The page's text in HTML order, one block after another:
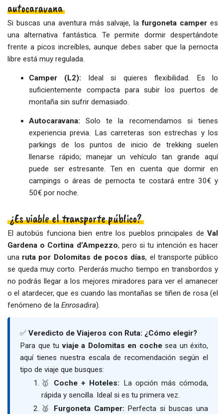
autocaravana
Si buscas una aventura más salvaje, lafurgoneta camper es
una alternativa fantástica. Te permite dormir despertándote
frente a picos increíbles, aunque debes saber que la pernocta
libre está muy regulada.
Camper (L2): Ideal si quieres flexibilidad. Es lo
suficientemente compacta para subir los puertos de
montaña sin sufrir demasiado.
Autocaravana: Solo te la recomendamos si tienes
experiencia previa. Las carreteras son estrechas y los
parkings de los puntos de inicio de trekking suelen
llenarse rápido; manejar un vehículo tan grande aquí
puede ser estresante. Ten en cuenta que dormir en
campings o áreas de pernocta te costará entre 30€ y
50€ por noche.
¿Es viable el transporte público?
El autobús funciona bien entre los pueblos principales de Val
Gardena o Cortina d’Ampezzo, pero si tu intención es hacer
una ruta por Dolomitas de pocos días, el transporte público
se queda muy corto. Perderás mucho tiempo en transbordos y
no podrás llegar a los mejores miradores para ver el amanecer
o el atardecer, que es cuando las montañas se tiñen de rosa (el
fenómeno de la Enrosadira).
✅ Veredicto de Viajeros con Ruta: ¿Cómo elegir?
Para que tuviaje a Dolomitas en cochesea un éxito,
aquí tienes nuestra escala de recomendación según el
tipo de viaje que busques:
🥇 Coche + Hoteles: La opción más cómoda,
rápida y sencilla. Ideal si es tu primera vez.
🥈
Furgoneta Camper: Perfecta si buscas una